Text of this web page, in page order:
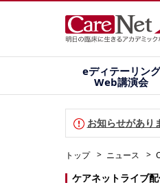
eディテーリング
Web講演会
お知らせがあり
トップ ニュース
ケアネットライブ